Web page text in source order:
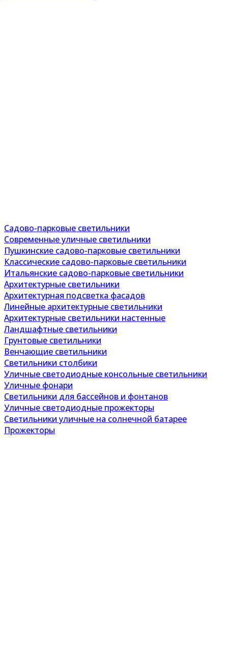
Садово-парковые светильники
Современные уличные светильники
Пушкинские садово-парковые светильники
Классические садово-парковые светильники
Итальянские садово-парковые светильники
Архитектурные светильники
Архитектурная подсветка фасадов
Линейные архитектурные светильники
Архитектурные светильники настенные
Ландшафтные светильники
Грунтовые светильники
Венчающие светильники
Светильники столбики
Уличные светодиодные консольные светильники
Уличные фонари
Светильники для бассейнов и фонтанов
Уличные светодиодные прожекторы
Светильники уличные на солнечной батарее
Прожекторы